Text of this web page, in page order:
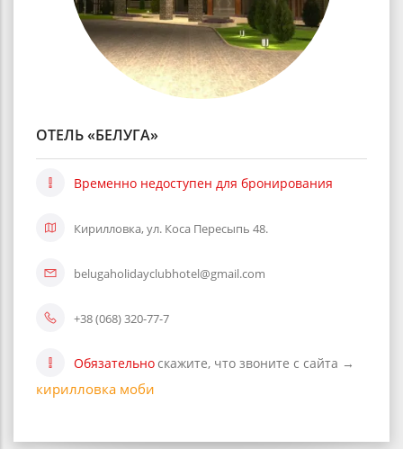
ОТЕЛЬ «БЕЛУГА»
Временно недоступен для бронирования
Кирилловка, ул. Коса Пересыпь 48.
belugaholidayclubhotel@gmail.com
+38 (068) 320-77-7
Обязательно скажите, что звоните с сайта →
кирилловка моби